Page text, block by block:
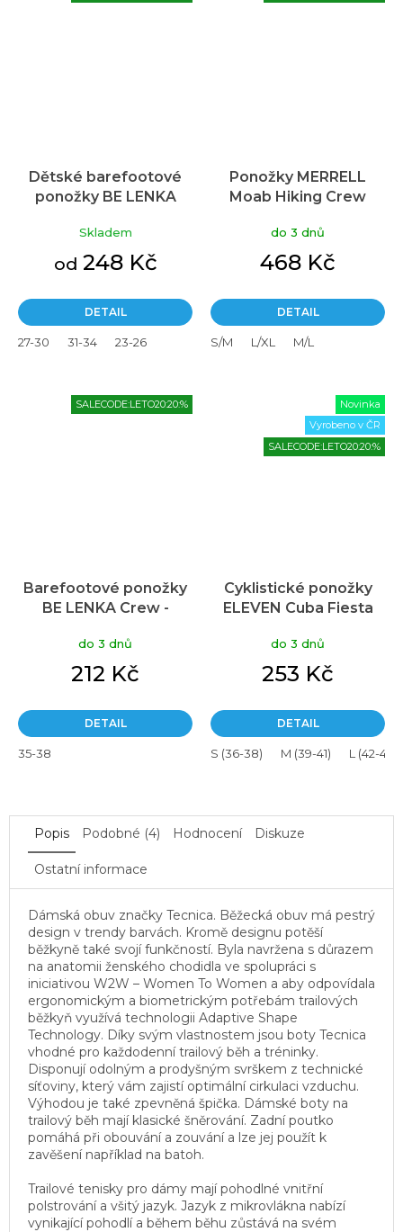
Dětské barefootové
ponožky BE LENKA
žvýkačkově růžová 3
pack
Skladem
od 248 Kč
DETAIL
27-30 31-34 23-26
Ponožky MERRELL
Moab Hiking Crew
do 3 dnů
468 Kč
DETAIL
S/M L/XL M/L
SALECODE:LETO20:20:%
Barefootové ponožky
BE LENKA Crew -
do 3 dnů
212 Kč
DETAIL
35-38
Novinka
Vyrobeno v ČR
SALECODE:LETO20:20:%
Cyklistické ponožky
ELEVEN Cuba Fiesta
do 3 dnů
253 Kč
DETAIL
S (36-38) M (39-41) L (42-44)
Popis Podobné (4) Hodnocení Diskuze
Ostatní informace
Dámská obuv značky Tecnica. Běžecká obuv má pestrý
design v trendy barvách. Kromě designu potěší
běžkyně také svojí funkčností. Byla navržena s důrazem
na anatomii ženského chodidla ve spolupráci s
iniciativou W2W – Women To Women a aby odpovídala
ergonomickým a biometrickým potřebám trailových
běžkyň využívá technologii Adaptive Shape
Technology. Díky svým vlastnostem jsou boty Tecnica
vhodné pro každodenní trailový běh a tréninky.
Disponují odolným a prodyšným svrškem z technické
síťoviny, který vám zajistí optimální cirkulaci vzduchu.
Výhodou je také zpevněná špička. Dámské boty na
trailový běh mají klasické šněrování. Zadní poutko
pomáhá při obouvání a zouvání a lze jej použít k
zavěšení například na batoh.
Trailové tenisky pro dámy mají pohodlné vnitřní
polstrování a všitý jazyk. Jazyk z mikrovlákna nabízí
vynikající pohodlí a během běhu zůstává na svém